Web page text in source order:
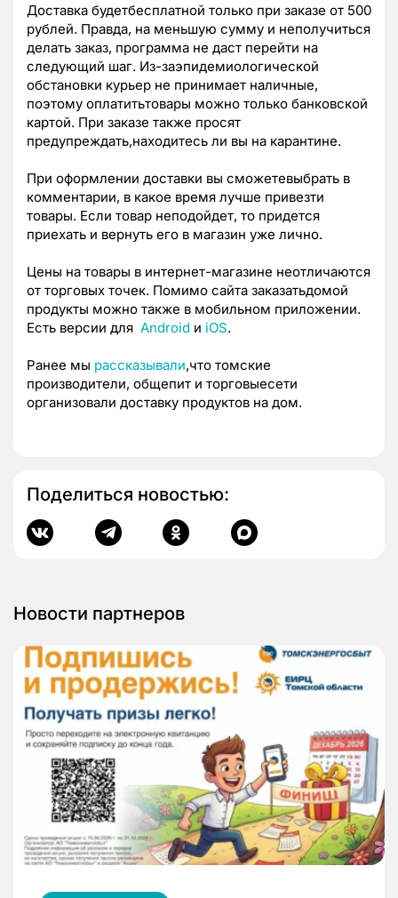
Доставка будетбесплатной только при заказе от 500
рублей. Правда, на меньшую сумму и неполучиться
делать заказ, программа не даст перейти на
следующий шаг. Из-заэпидемиологической
обстановки курьер не принимает наличные,
поэтому оплатитьтовары можно только банковской
картой. При заказе также просят
предупреждать,находитесь ли вы на карантине.
При оформлении доставки вы сможетевыбрать в
комментарии, в какое время лучше привезти
товары. Если товар неподойдет, то придется
приехать и вернуть его в магазин уже лично.
Цены на товары в интернет-магазине неотличаются
от торговых точек. Помимо сайта заказатьдомой
продукты можно также в мобильном приложении.
Есть версии для Android и iOS.
Ранее мы рассказывали,что томские
производители, общепит и торговыесети
организовали доставку продуктов на дом.
Поделиться новостью:
Новости партнеров